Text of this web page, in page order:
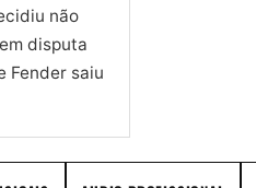
não
disputa
Fender saiu